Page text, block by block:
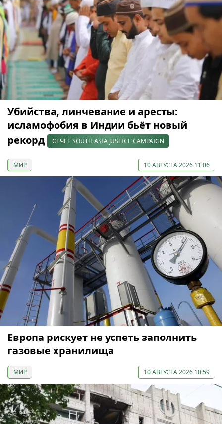
Убийства, линчевание и аресты:
исламофобия в Индии бьёт новый
рекорд
ОТЧЁТ SOUTH ASIA JUSTICE CAMPAIGN
МИР 10 АВГУСТА 2026 11:06
Европа рискует не успеть заполнить
газовые хранилища
МИР 10 АВГУСТА 2026 10:59